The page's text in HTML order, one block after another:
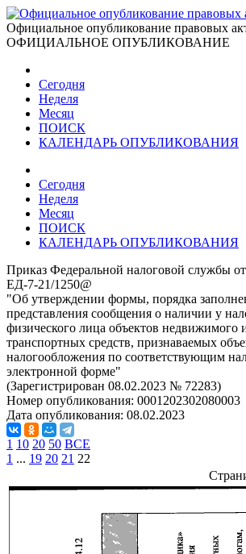
Официальное опубликование правовых
ОФИЦИАЛЬНОЕ ОПУБЛИКОВАНИЕ
Сегодня
Неделя
Месяц
ПОИСК
КАЛЕНДАРЬ ОПУБЛИКОВАНИЯ
Сегодня
Неделя
Месяц
ПОИСК
КАЛЕНДАРЬ ОПУБЛИКОВАНИЯ
Приказ Федеральной налоговой службы
ЕД-7-21/1250@
"Об утверждении формы, порядка
представления сообщения о наличии у
физического лица объектов недвижимого
транспортных средств, признаваемых
налогообложения по соответствующим
электронной форме"
(Зарегистрирован 08.02.2023 № 72283)
Номер опубликования: 0001202302080003
Дата опубликования: 08.02.2023
1 10 20 50 ВСЕ
1 ... 19 20 21 22